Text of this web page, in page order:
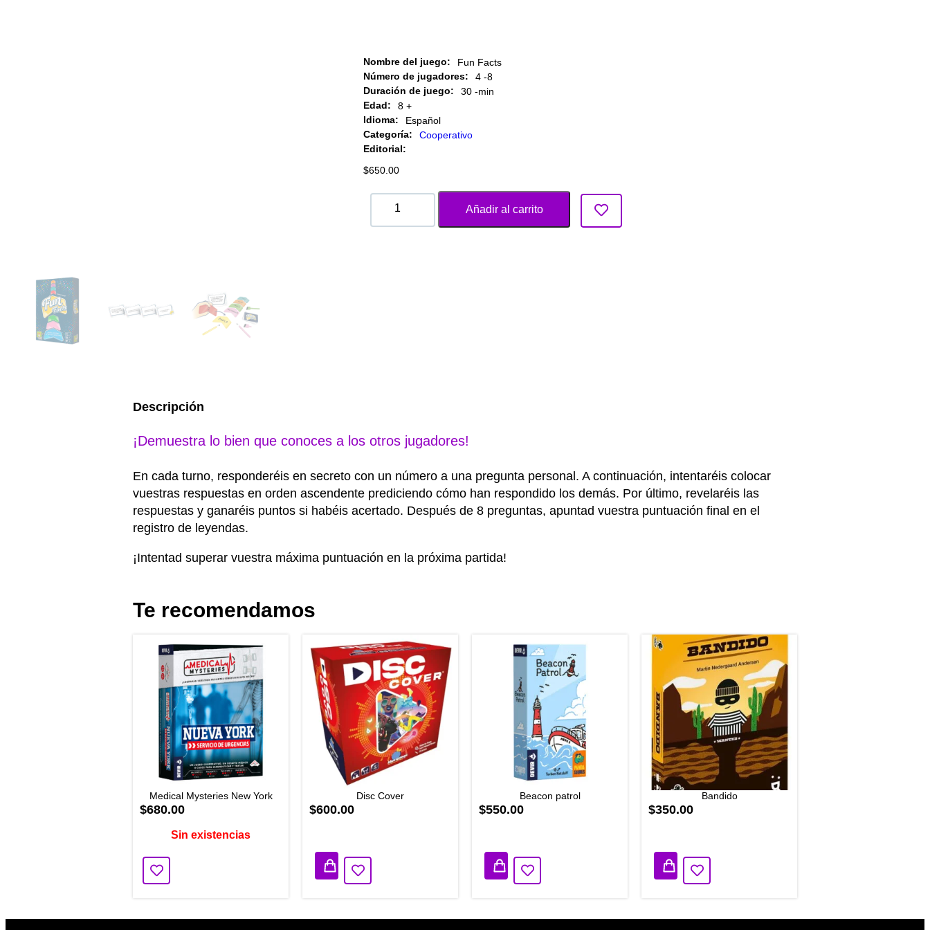
Nombre del juego:
Fun Facts
Número de jugadores:
4 -8
Duración de juego:
30 -min
Edad:
8 +
Idioma:
Español
Categoría:
Cooperativo
Editorial:
$650.00
Añadir al carrito
Descripción
¡Demuestra lo bien que conoces a los otros jugadores!
En cada turno, responderéis en secreto con un número a una pregunta personal. A continuación, intentaréis colocar
vuestras respuestas en orden ascendente prediciendo cómo han respondido los demás. Por último, revelaréis las
respuestas y ganaréis puntos si habéis acertado. Después de 8 preguntas, apuntad vuestra puntuación final en el
registro de leyendas.
¡Intentad superar vuestra máxima puntuación en la próxima partida!
Te recomendamos
Medical Mysteries New York
$680.00
Sin existencias
Disc Cover
$600.00
Beacon patrol
$550.00
Bandido
$350.00